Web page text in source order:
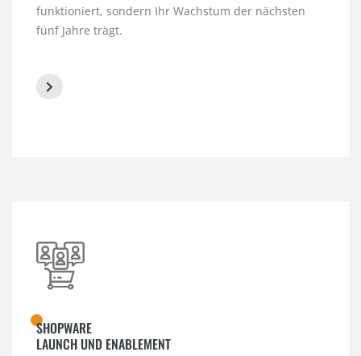
funktioniert, sondern Ihr Wachstum der nächsten
fünf Jahre trägt.
SHOPWARE
LAUNCH UND ENABLEMENT